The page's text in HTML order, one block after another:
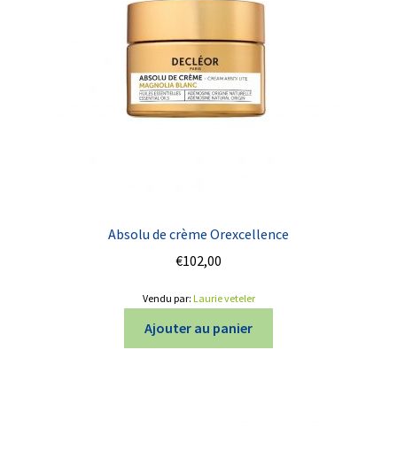
Absolu de crème Orexcellence
€102,00
Vendu par: Laurie veteler
Ajouter au panier